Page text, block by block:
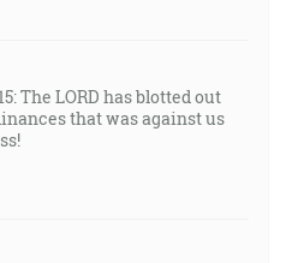
The LORD has blotted out
that was against us